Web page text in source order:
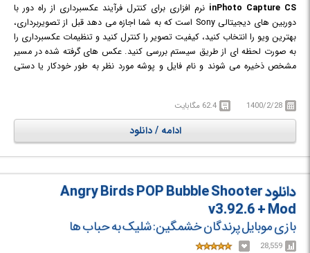
inPhoto Capture CS نرم افزاری برای کنترل فرآیند عکسبرداری از راه دور با
دوربین های دیجیتالی Sony است که به شما اجازه می دهد قبل از تصویربرداری،
بهترین ویو را انتخاب کنید، کیفیت تصویر را کنترل کنید و تنظیمات عکسبرداری را
به صورت لحظه ای از طریق سیستم بررسی کنید. عکس های گرفته شده در مسیر
مشخص ذخیره می شوند و نام فایل و پوشه مورد نظر به طور خودکار یا دستی
،EPISuite و سایر نرم افزار هایی است که از این پروتکل پشتیبانی می کنند. امکان
کنترل فلاش دوربین نیز وجود دارد که می تواند همیشه روشن یا خاموش باشد، یا
اگر نور خیلی کم است، می توان آن را به حالت خودکار فعال کرد. البته تنظیمات
اسپید بالا عکسبرداری می کنید یا اگر می خواهید مشکل مات شدن تصویر را
هنگام لرزش دوربین به حداقل برسانید، مقدار ISO را افزایش دهید.
1400/2/28 62.4 مگابایت
ادامه / دانلود
دانلود Angry Birds POP Bubble Shooter
v3.92.6 + Mod
بازی موبایل پرندگان خشمگین: شلیک به حباب ها
28,559